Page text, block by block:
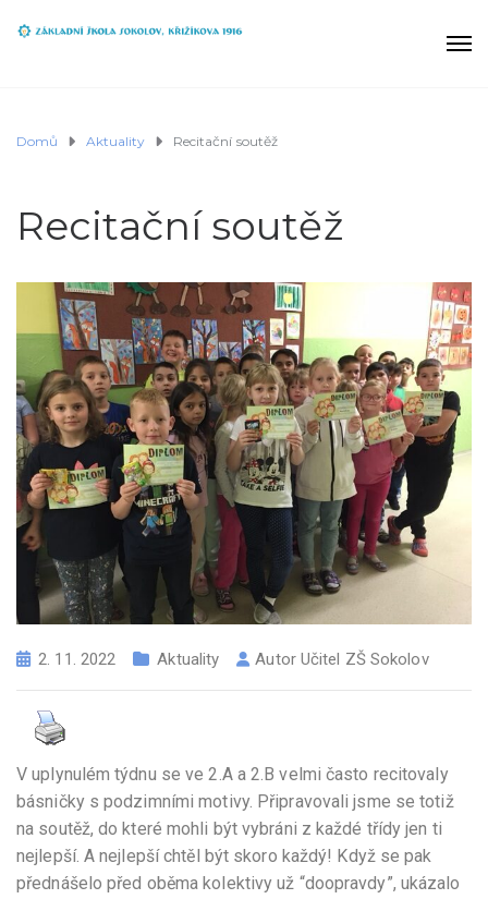
Domů Aktuality Recitační soutěž
Recitační soutěž
2. 11. 2022 Aktuality Autor Učitel ZŠ Sokolov
V uplynulém týdnu se ve 2.A a 2.B velmi často recitovaly
básničky s podzimními motivy. Připravovali jsme se totiž
na soutěž, do které mohli být vybráni z každé třídy jen ti
nejlepší. A nejlepší chtěl být skoro každý! Když se pak
přednášelo před oběma kolektivy už “doopravdy”, ukázalo